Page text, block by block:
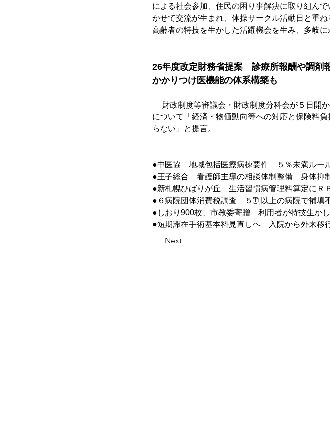
による社会参加、住民の困り事解決に取り組ん
かせて交流が生まれ、体操サークル活動日と重
高齢者の特技を生かした活躍機会を生み、多岐に
26年度改定財務省提案　診療所報酬や調剤
かかりつけ医機能の体系構築も
財政制度等審議会・財政制度分科会が５日開
について「経済・物価動向等への対応と保険料
らない」と提言。
●中医協　地域包括医療病棟要件　５％未満ルー
●王子総合　看護師主導の相談体制整備　身体抑
●新札幌ひばりが丘　生活習慣病管理料算定にＲ
●６病院団体消費税調査　５割以上の病院で補填
●しおり900枚、市教委寄贈　利用者が特技生か
●短期滞在手術基本料見直しへ　入院から外来移
Next